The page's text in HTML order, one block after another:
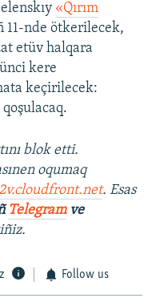
«Qırım
11-nde ötkerilecek,
etüv halqara
kere
keçirilecek:
blok etti.
oqumaq
. Esas
Telegramve
Follow us